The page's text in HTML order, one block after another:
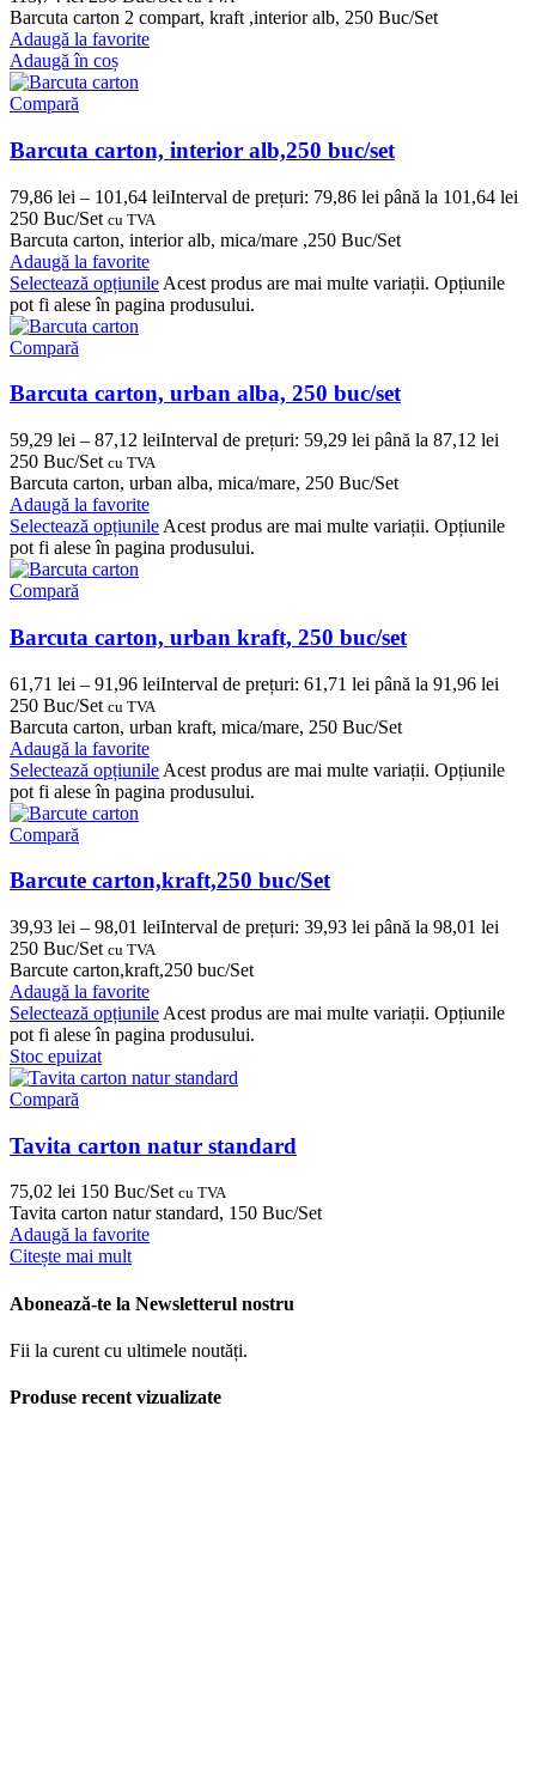
Barcuta carton 2 compart, kraft ,interior alb, 250 Buc/Set
Adaugă la favorite
Adaugă în coș
Compară
Barcuta carton, interior alb,250 buc/set
79,86 lei – 101,64 leiInterval de prețuri: 79,86 lei până la 101,64 lei
250 Buc/Set cu TVA
Barcuta carton, interior alb, mica/mare ,250 Buc/Set
Adaugă la favorite
Selectează opțiunile Acest produs are mai multe variații. Opțiunile
pot fi alese în pagina produsului.
Compară
Barcuta carton, urban alba, 250 buc/set
59,29 lei – 87,12 leiInterval de prețuri: 59,29 lei până la 87,12 lei
250 Buc/Set cu TVA
Barcuta carton, urban alba, mica/mare, 250 Buc/Set
Adaugă la favorite
Selectează opțiunile Acest produs are mai multe variații. Opțiunile
pot fi alese în pagina produsului.
Compară
Barcuta carton, urban kraft, 250 buc/set
61,71 lei – 91,96 leiInterval de prețuri: 61,71 lei până la 91,96 lei
250 Buc/Set cu TVA
Barcuta carton, urban kraft, mica/mare, 250 Buc/Set
Adaugă la favorite
Selectează opțiunile Acest produs are mai multe variații. Opțiunile
pot fi alese în pagina produsului.
Compară
Barcute carton,kraft,250 buc/Set
39,93 lei – 98,01 leiInterval de prețuri: 39,93 lei până la 98,01 lei
250 Buc/Set cu TVA
Barcute carton,kraft,250 buc/Set
Adaugă la favorite
Selectează opțiunile Acest produs are mai multe variații. Opțiunile
pot fi alese în pagina produsului.
Stoc epuizat
Compară
Tavita carton natur standard
75,02 lei 150 Buc/Set cu TVA
Tavita carton natur standard, 150 Buc/Set
Adaugă la favorite
Citește mai mult
Abonează-te la Newsletterul nostru
Fii la curent cu ultimele noutăți.
Produse recent vizualizate